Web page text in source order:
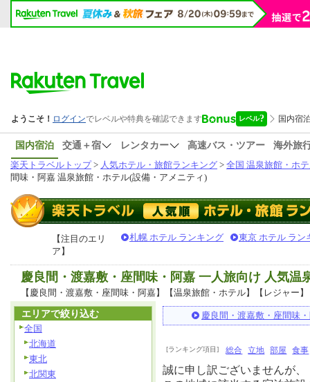
国内宿泊 交通＋宿 レンタカー 高速バス・ツアー
海外旅
楽天トラベルトップ> 人気ホテル・旅館ランキング > 全国 温泉旅館・ホ
間味・阿嘉 温泉旅館・ホテル(設備・アメニティ)
【注目のエリ
ア】
札幌 ホテル ランキング 東京 ホテル ラン
慶良間・渡嘉敷・座間味・阿嘉 一人旅向け 人気
【慶良間・渡嘉敷・座間味・阿嘉】【温泉旅館・ホテル】【レジャー
慶良間・渡嘉敷・座間味
[ランキング項目] 総合 立地 部屋 食事
誠に申し訳ございませんが、
エリアで絞り込む
全国
北海道
東北
北関東